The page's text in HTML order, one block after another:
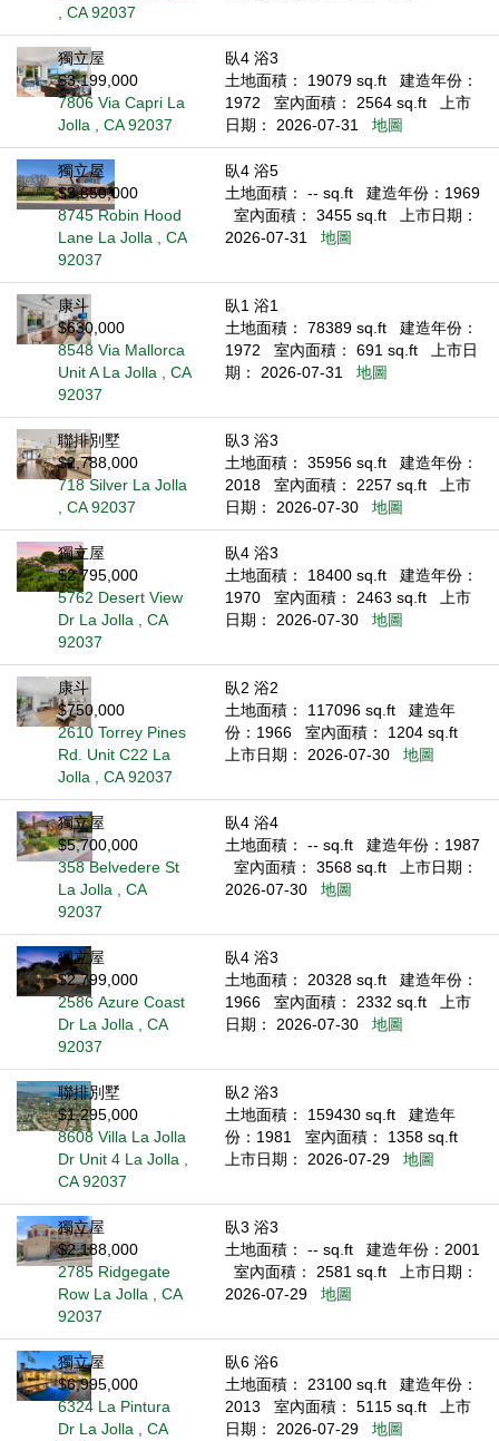
, CA 92037
獨立屋
$3,199,000
7806 Via Capri La
Jolla , CA 92037
臥4 浴3
土地面積： 19079 sq.ft
建造年份：
1972
室內面積： 2564 sq.ft
上市
日期： 2026-07-31
地圖
獨立屋
$3,850,000
8745 Robin Hood
Lane La Jolla , CA
92037
臥4 浴5
土地面積： -- sq.ft
建造年份：1969
室內面積： 3455 sq.ft
上市日期：
2026-07-31
地圖
康斗
$630,000
8548 Via Mallorca
Unit A La Jolla , CA
92037
臥1 浴1
土地面積： 78389 sq.ft
建造年份：
1972
室內面積： 691 sq.ft
上市日
期： 2026-07-31
地圖
聯排別墅
$2,788,000
718 Silver La Jolla
, CA 92037
臥3 浴3
土地面積： 35956 sq.ft
建造年份：
2018
室內面積： 2257 sq.ft
上市
日期： 2026-07-30
地圖
獨立屋
$2,795,000
5762 Desert View
Dr La Jolla , CA
92037
臥4 浴3
土地面積： 18400 sq.ft
建造年份：
1970
室內面積： 2463 sq.ft
上市
日期： 2026-07-30
地圖
康斗
$750,000
2610 Torrey Pines
Rd. Unit C22 La
Jolla , CA 92037
臥2 浴2
土地面積： 117096 sq.ft
建造年
份：1966
室內面積： 1204 sq.ft
上市日期： 2026-07-30
地圖
獨立屋
$5,700,000
358 Belvedere St
La Jolla , CA
92037
臥4 浴4
土地面積： -- sq.ft
建造年份：1987
室內面積： 3568 sq.ft
上市日期：
2026-07-30
地圖
獨立屋
$2,799,000
2586 Azure Coast
Dr La Jolla , CA
92037
臥4 浴3
土地面積： 20328 sq.ft
建造年份：
1966
室內面積： 2332 sq.ft
上市
日期： 2026-07-30
地圖
聯排別墅
$1,295,000
8608 Villa La Jolla
Dr Unit 4 La Jolla ,
CA 92037
臥2 浴3
土地面積： 159430 sq.ft
建造年
份：1981
室內面積： 1358 sq.ft
上市日期： 2026-07-29
地圖
獨立屋
$2,188,000
2785 Ridgegate
Row La Jolla , CA
92037
臥3 浴3
土地面積： -- sq.ft
建造年份：2001
室內面積： 2581 sq.ft
上市日期：
2026-07-29
地圖
獨立屋
$6,995,000
6324 La Pintura
Dr La Jolla , CA
臥6 浴6
土地面積： 23100 sq.ft
建造年份：
2013
室內面積： 5115 sq.ft
上市
日期： 2026-07-29
地圖